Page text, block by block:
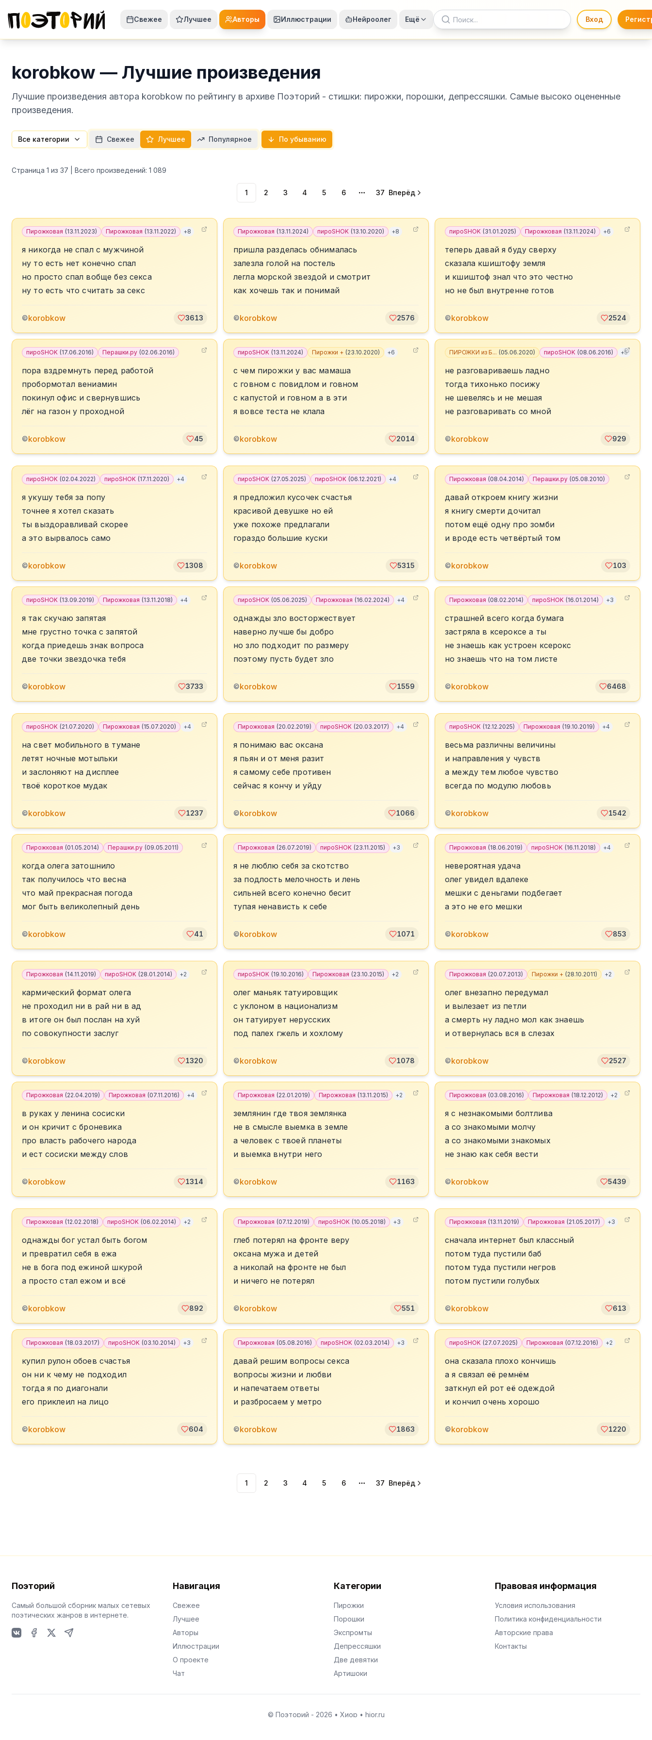
Свежее Лучшее Авторы Иллюстрации Нейроолег Ещё Вход
korobkow — Лучшие произведения
Лучшие произведения автора korobkow по рейтингу в архиве Поэторий - стишки: пирожки, порошки, депрессяшки. Самые высоко оцененные
произведения.
Все категории Свежее Лучшее Популярное По убыванию
Страница 1 из 37 | Всего произведений: 1 089
1 2 3 4 5 6
More pages
37 Вперёд
Пирожковая (13.11.2023) Пирожковая (13.11.2022) +8
я никогда не спал с мужчиной
ну то есть нет конечно спал
но просто спал вобще без секса
ну то есть что считать за секс
©korobkow 3613
Пирожковая (13.11.2024) пироSHOK (13.10.2020) +8
пришла разделась обнималась
залезла голой на постель
легла морской звездой и смотрит
как хочешь так и понимай
©korobkow 2576
пироSHOK (31.01.2025) Пирожковая (13.11.2024) +6
теперь давай я буду сверху
сказала кшиштофу земля
и кшиштоф знал что это честно
но не был внутренне готов
©korobkow 2524
пироSHOK (17.06.2016) Перашки.ру (02.06.2016)
пора вздремнуть перед работой
пробормотал вениамин
покинул офис и свернувшись
лёг на газон у проходной
©korobkow 45
пироSHOK (13.11.2024) Пирожки + (23.10.2020) +6
с чем пирожки у вас мамаша
с говном с повидлом и говном
с капустой и говном а в эти
я вовсе теста не клала
©korobkow 2014
ПИРОЖКИ из Б... (05.06.2020) пироSHOK (08.06.2016) +5
не разговариваешь ладно
тогда тихонько посижу
не шевелясь и не мешая
не разговаривать со мной
©korobkow 929
пироSHOK (02.04.2022) пироSHOK (17.11.2020) +4
я укушу тебя за попу
точнее я хотел сказать
ты выздоравливай скорее
а это вырвалось само
©korobkow 1308
пироSHOK (27.05.2025) пироSHOK (06.12.2021) +4
я предложил кусочек счастья
красивой девушке но ей
уже похоже предлагали
гораздо большие куски
©korobkow 5315
Пирожковая (08.04.2014) Перашки.ру (05.08.2010)
давай откроем книгу жизни
я книгу смерти дочитал
потом ещё одну про зомби
и вроде есть четвёртый том
©korobkow 103
пироSHOK (13.09.2019) Пирожковая (13.11.2018) +4
я так скучаю запятая
мне грустно точка с запятой
когда приедешь знак вопроса
две точки звездочка тебя
©korobkow 3733
пироSHOK (05.06.2025) Пирожковая (16.02.2024) +4
однажды зло восторжествует
наверно лучше бы добро
но зло подходит по размеру
поэтому пусть будет зло
©korobkow 1559
Пирожковая (08.02.2014) пироSHOK (16.01.2014) +3
страшней всего когда бумага
застряла в ксероксе а ты
не знаешь как устроен ксерокс
но знаешь что на том листе
©korobkow 6468
пироSHOK (21.07.2020) Пирожковая (15.07.2020) +4
на свет мобильного в тумане
летят ночные мотыльки
и заслоняют на дисплее
твоё короткое мудак
©korobkow 1237
Пирожковая (20.02.2019) пироSHOK (20.03.2017) +4
я понимаю вас оксана
я пьян и от меня разит
я самому себе противен
сейчас я кончу и уйду
©korobkow 1066
пироSHOK (12.12.2025) Пирожковая (19.10.2019) +4
весьма различны величины
и направления у чувств
а между тем любое чувство
всегда по модулю любовь
©korobkow 1542
Пирожковая (01.05.2014) Перашки.ру (09.05.2011)
когда олега затошнило
так получилось что весна
что май прекрасная погода
мог быть великолепный день
©korobkow 41
Пирожковая (26.07.2019) пироSHOK (23.11.2015) +3
я не люблю себя за скотство
за подлость мелочность и лень
сильней всего конечно бесит
тупая ненависть к себе
©korobkow 1071
Пирожковая (18.06.2019) пироSHOK (16.11.2018) +4
невероятная удача
олег увидел вдалеке
мешки с деньгами подбегает
а это не его мешки
©korobkow 853
Пирожковая (14.11.2019) пироSHOK (28.01.2014) +2
кармический формат олега
не проходил ни в рай ни в ад
в итоге он был послан на хуй
по совокупности заслуг
©korobkow 1320
пироSHOK (19.10.2016) Пирожковая (23.10.2015) +2
олег маньяк татуировщик
с уклоном в национализм
он татуирует нерусских
под палех гжель и хохлому
©korobkow 1078
Пирожковая (20.07.2013) Пирожки + (28.10.2011) +2
олег внезапно передумал
и вылезает из петли
а смерть ну ладно мол как знаешь
и отвернулась вся в слезах
©korobkow 2527
Пирожковая (22.04.2019) Пирожковая (07.11.2016) +4
в руках у ленина сосиски
и он кричит с броневика
про власть рабочего народа
и ест сосиски между слов
©korobkow 1314
Пирожковая (22.01.2019) Пирожковая (13.11.2015) +2
землянин где твоя землянка
не в смысле выемка в земле
а человек с твоей планеты
и выемка внутри него
©korobkow 1163
Пирожковая (03.08.2016) Пирожковая (18.12.2012) +2
я с незнакомыми болтлива
а со знакомыми молчу
а со знакомыми знакомых
не знаю как себя вести
©korobkow 5439
Пирожковая (12.02.2018) пироSHOK (06.02.2014) +2
однажды бог устал быть богом
и превратил себя в ежа
не в бога под ежиной шкурой
а просто стал ежом и всё
©korobkow 892
Пирожковая (07.12.2019) пироSHOK (10.05.2018) +3
глеб потерял на фронте веру
оксана мужа и детей
а николай на фронте не был
и ничего не потерял
©korobkow 551
Пирожковая (13.11.2019) Пирожковая (21.05.2017) +3
сначала интернет был классный
потом туда пустили баб
потом туда пустили негров
потом пустили голубых
©korobkow 613
Пирожковая (18.03.2017) пироSHOK (03.10.2014) +3
купил рулон обоев счастья
он ни к чему не подходил
тогда я по диагонали
его приклеил на лицо
©korobkow 604
Пирожковая (05.08.2016) пироSHOK (02.03.2014) +3
давай решим вопросы секса
вопросы жизни и любви
и напечатаем ответы
и разбросаем у метро
©korobkow 1863
пироSHOK (27.07.2025) Пирожковая (07.12.2016) +2
она сказала плохо кончишь
а я связал её ремнём
заткнул ей рот её одеждой
и кончил очень хорошо
©korobkow 1220
1 2 3 4 5 6
More pages
37 Вперёд
Поэторий
Самый большой сборник малых сетевых
поэтических жанров в интернете.
Навигация
Свежее
Лучшее
Авторы
Иллюстрации
О проекте
Чат
Категории
Пирожки
Порошки
Экспромты
Депрессяшки
Две девятки
Артишоки
Правовая информация
Условия использования
Политика конфиденциальности
Авторские права
Контакты
© Поэторий - 2026 • Хиор • hior.ru